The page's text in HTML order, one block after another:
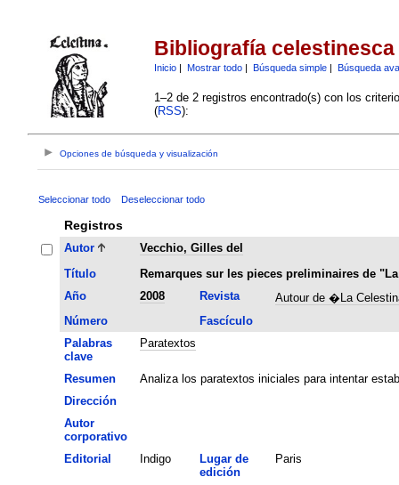
Bibliografía celestinesca
Inicio| Mostrar todo| Búsqueda simple| Búsqueda
1–2 de 2 registros encontrado(s) con los
(RSS):
Opciones de búsqueda y visualización
Seleccionar todo Deseleccionar todo
Registros
Autor
Vecchio, Gilles del
Título
Remarques sur les pieces preliminaires de
Año
2008 Revista
Autour de �La
Número
Fascículo
Palabras
clave
Paratextos
Resumen
Analiza los paratextos iniciales para intentar
Dirección
Autor
corporativo
Editorial
Indigo
Lugar de
edición
Paris